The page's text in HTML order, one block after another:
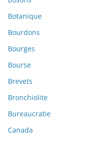
Botanique
Bourdons
Bourges
Bourse
Brevets
Bronchiolite
Bureaucratie
Canada